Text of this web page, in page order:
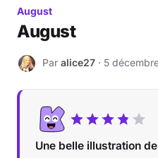
August
August
A Par alice27 · 5
Une belle illustration